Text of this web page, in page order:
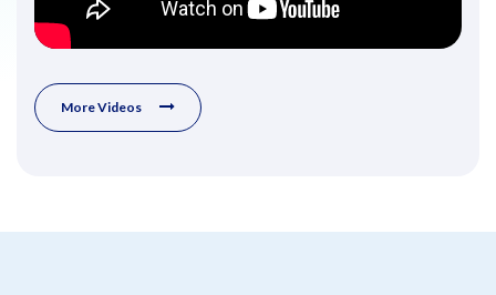
More Videos